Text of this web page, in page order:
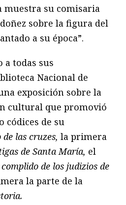
muestra su comisaria
sobre la figura del
a su época”.
todas sus
Nacional de
exposición sobre la
cultural que promovió
códices de su
las cruzes, la primera
de Santa María, el
de los judizios de
la parte de la